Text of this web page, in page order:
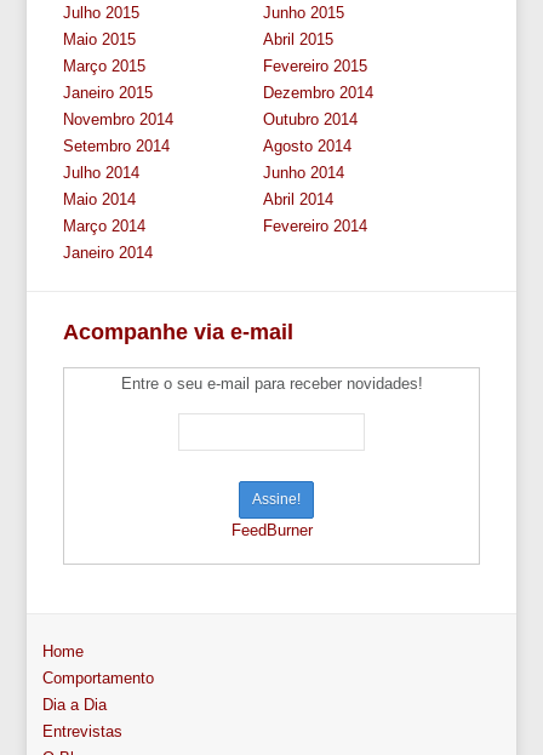
Julho 2015
Junho 2015
Maio 2015
Abril 2015
Março 2015
Fevereiro 2015
Janeiro 2015
Dezembro 2014
Novembro 2014
Outubro 2014
Setembro 2014
Agosto 2014
Julho 2014
Junho 2014
Maio 2014
Abril 2014
Março 2014
Fevereiro 2014
Janeiro 2014
Acompanhe via e-mail
Entre o seu e-mail para receber novidades!
FeedBurner
Home
Comportamento
Dia a Dia
Entrevistas